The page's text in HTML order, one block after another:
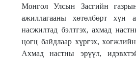
Монгол Улсын Засгийн
ажиллагааны хөтөлбөрт хүн
насжилтад бэлтгэх, ахмад
цогц байдлаар хүргэх,
Ахмад настны эрүүл,